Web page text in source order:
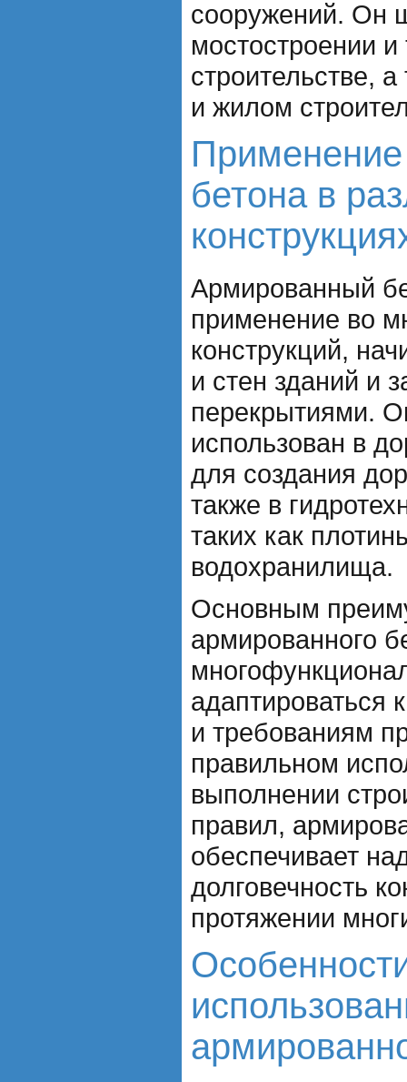
сооружений. Он
мостостроении
строительстве,
и жилом
бетона в
Армированный
применение во
конструкций,
и стен зданий и
перекрытиями.
использован в
для создания
также в
таких как
водохранилища.
Основным
армированного
адаптироваться
и требованиям
правильном
выполнении
правил,
обеспечивает
долговечность
протяжении